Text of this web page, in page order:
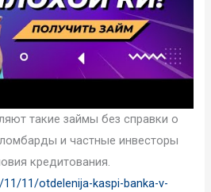
такие займы без справки о
и частные инвесторы
кредитования.
11/otdelenija-kaspi-banka-v-